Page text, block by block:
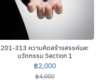
201-313 ความคิดสร้างสรรค์และ
นวัตกรรม Section 1
฿4,000
฿2,000